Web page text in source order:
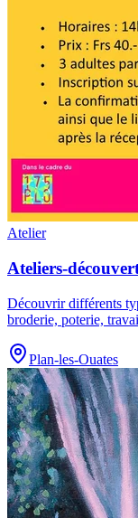
Atelier
Ateliers-
Découvrir différents
broderie, poterie,
Plan-les-Ouates